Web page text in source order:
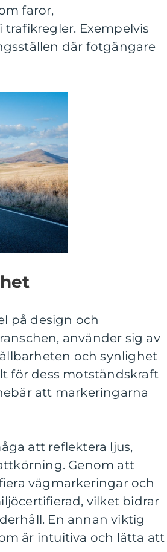
faror,
Exempelvis
där fotgängare
på design och
använder sig av
och synlighet
för dess motståndskraft
att markeringarna
att reflektera ljus,
Genom att
vägmarkeringar och
vilket bidrar
En annan viktig
är intuitiva och lätta att